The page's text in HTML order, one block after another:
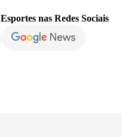
Esportes nas Redes Sociais